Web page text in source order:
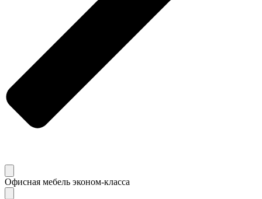
Офисная мебель эконом-класса